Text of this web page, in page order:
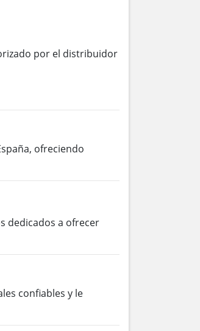
por el distribuidor
ofreciendo
dedicados a ofrecer
confiables y le